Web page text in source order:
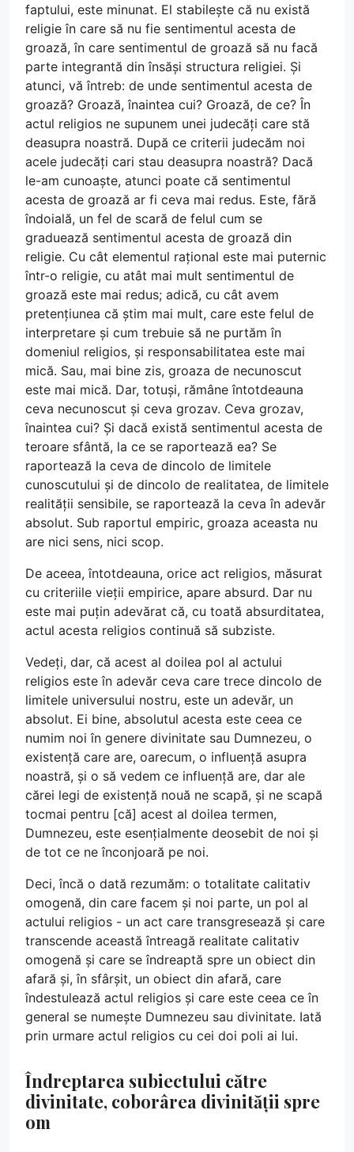
faptului, este minunat. El stabilește că nu există
religie în care să nu fie sentimentul acesta de
groază, în care sentimentul de groază să nu facă
parte integrantă din însăși structura religiei. Și
atunci, vă întreb: de unde sentimentul acesta de
groază? Groază, înaintea cui? Groază, de ce? În
actul religios ne supunem unei judecăți care stă
deasupra noastră. După ce criterii judecăm noi
acele judecăți cari stau deasupra noastră? Dacă
le-am cunoaște, atunci poate că sentimentul
acesta de groază ar fi ceva mai redus. Este, fără
îndoială, un fel de scară de felul cum se
graduează sentimentul acesta de groază din
religie. Cu cât elementul rațional este mai puternic
într-o religie, cu atât mai mult sentimentul de
groază este mai redus; adică, cu cât avem
pretențiunea că știm mai mult, care este felul de
interpretare și cum trebuie să ne purtăm în
domeniul religios, și responsabilitatea este mai
mică. Sau, mai bine zis, groaza de necunoscut
este mai mică. Dar, totuși, rămâne întotdeauna
ceva necunoscut și ceva grozav. Ceva grozav,
înaintea cui? Și dacă există sentimentul acesta de
teroare sfântă, la ce se raportează ea? Se
raportează la ceva de dincolo de limitele
cunoscutului și de dincolo de realitatea, de limitele
realității sensibile, se raportează la ceva în adevăr
absolut. Sub raportul empiric, groaza aceasta nu
are nici sens, nici scop.
De aceea, întotdeauna, orice act religios, măsurat
cu criteriile vieții empirice, apare absurd. Dar nu
este mai puțin adevărat că, cu toată absurditatea,
actul acesta religios continuă să subziste.
Vedeți, dar, că acest al doilea pol al actului
religios este în adevăr ceva care trece dincolo de
limitele universului nostru, este un adevăr, un
absolut. Ei bine, absolutul acesta este ceea ce
numim noi în genere divinitate sau Dumnezeu, o
existență care are, oarecum, o influență asupra
noastră, și o să vedem ce influență are, dar ale
cărei legi de existență nouă ne scapă, și ne scapă
tocmai pentru [că] acest al doilea termen,
Dumnezeu, este esențialmente deosebit de noi și
de tot ce ne înconjoară pe noi.
Deci, încă o dată rezumăm: o totalitate calitativ
omogenă, din care facem și noi parte, un pol al
actului religios - un act care transgresează și care
transcende această întreagă realitate calitativ
omogenă și care se îndreaptă spre un obiect din
afară și, în sfârșit, un obiect din afară, care
îndestulează actul religios și care este ceea ce în
general se numește Dumnezeu sau divinitate. Iată
prin urmare actul religios cu cei doi poli ai lui.
Îndreptarea subiectului către
divinitate, coborârea divinității spre
om